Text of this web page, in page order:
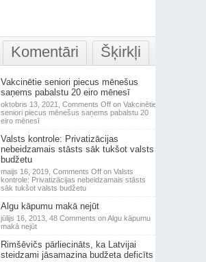
Komentāri Šķirkļi
Vakcinētie seniori piecus mēnešus
saņems pabalstu 20 eiro mēnesī
oktobris 13, 2021, Comments Offon Vakcinētie
seniori piecus mēnešus saņems pabalstu 20
eiro mēnesī
Valsts kontrole: Privatizācijas
nebeidzamais stāsts sāk tukšot valsts
budžetu
maijs 16, 2019, Comments Offon Valsts
kontrole: Privatizācijas nebeidzamais stāsts
sāk tukšot valsts budžetu
Algu kāpumu makā nejūt
jūlijs 16, 2013, 48 Comments on Algu kāpumu
makā nejūt
Rimšēvičs pārliecināts, ka Latvijai
steidzami jāsamazina budžeta deficīts